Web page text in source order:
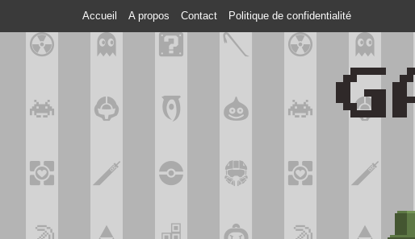
Accueil A propos Contact Politique de confidentialité